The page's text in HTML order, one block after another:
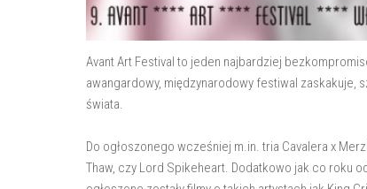
Avant Art Festival to jeden najbardziej
awangardowy, międzynarodowy festiwal zaskakuje,
świata.
Do ogłoszonego wcześniej m.in. tria Cavalera x
Thaw, czy Lord Spikeheart. Dodatkowo jak co roku